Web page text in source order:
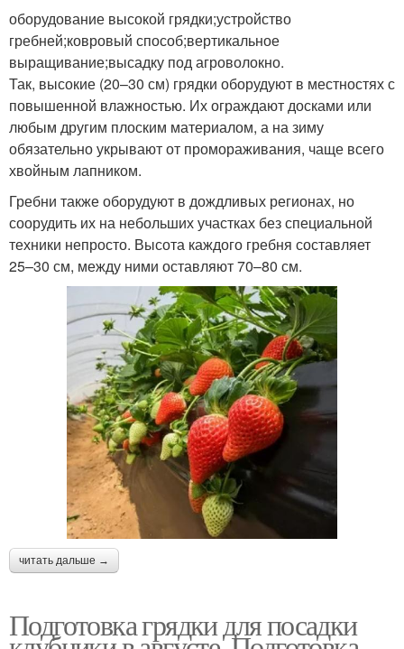
оборудование высокой грядки;устройство
гребней;ковровый способ;вертикальное
выращивание;высадку под агроволокно.
Так, высокие (20–30 см) грядки оборудуют в местностях с
повышенной влажностью. Их ограждают досками или
любым другим плоским материалом, а на зиму
обязательно укрывают от промораживания, чаще всего
хвойным лапником.
Гребни также оборудуют в дождливых регионах, но
соорудить их на небольших участках без специальной
техники непросто. Высота каждого гребня составляет
25–30 см, между ними оставляют 70–80 см.
читать дальше →
Подготовка грядки для посадки